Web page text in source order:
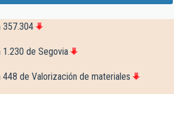
357.304
1.230 de Segovia
448 de Valorización de materiales